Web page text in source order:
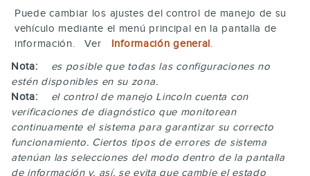
Puede cambiar los ajustes del control de manejo de su
vehículo mediante el menú principal en la pantalla de
información. Ver Información general.
Nota:
es posible que todas las configuraciones no
estén disponibles en su zona.
Nota:
el control de manejo Lincoln cuenta con
verificaciones de diagnóstico que monitorean
continuamente el sistema para garantizar su correcto
funcionamiento. Ciertos tipos de errores de sistema
atenúan las selecciones del modo dentro de la pantalla
de información y, así, se evita que cambie el estado